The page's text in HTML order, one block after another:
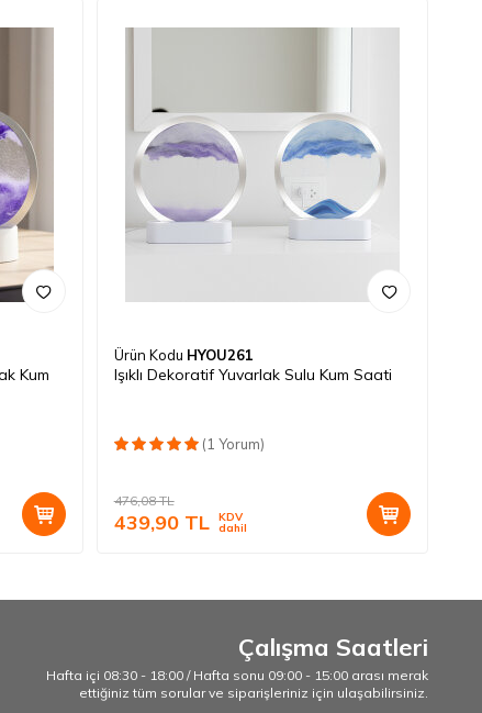
Kum
Ürün Kodu HYOU261
Işıklı Dekoratif Yuvarlak Sulu Kum Saati
(1 Yorum)
476,08TL
439,90TL KDV
dahil
Çalışma Saatleri
Hafta içi 08:30 - 18:00 / Hafta sonu 09:00 - 15:00 arası merak
ettiğiniz tüm sorular ve siparişleriniz için ulaşabilirsiniz.